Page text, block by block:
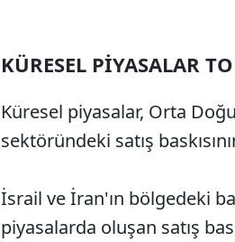
KÜRESEL PİYASALAR
Küresel piyasalar, Orta
sektöründeki satış
İsrail ve İran'ın bölgedeki
piyasalarda oluşan satış